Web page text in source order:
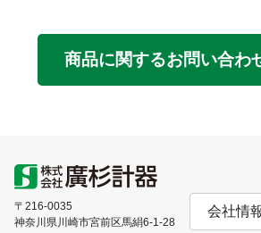
商品に関するお問い合わ
〒216-0035
神奈川県川崎市宮前区馬絹6-1-28
会社情